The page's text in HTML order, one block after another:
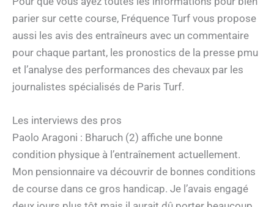
parier sur cette course, Fréquence Turf vous propose
aussi les avis des entraîneurs avec un commentaire
pour chaque partant, les pronostics de la presse pmu
et l’analyse des performances des chevaux par les
journalistes spécialisés de Paris Turf.
Les interviews des pros
Paolo Aragoni : Bharuch (2) affiche une bonne
condition physique à l’entraînement actuellement.
Mon pensionnaire va découvrir de bonnes conditions
de course dans ce gros handicap. Je l’avais engagé